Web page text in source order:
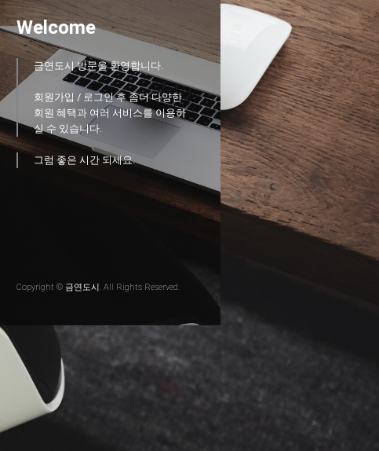
Welcome
금연도시 방문을 환영합니다.
회원가입 / 로그인 후 좀더 다양한
회원 혜택과 여러 서비스를 이용하
실 수 있습니다.
그럼 좋은 시간 되세요.
Copyright © 금연도시. All Rights Reserved.